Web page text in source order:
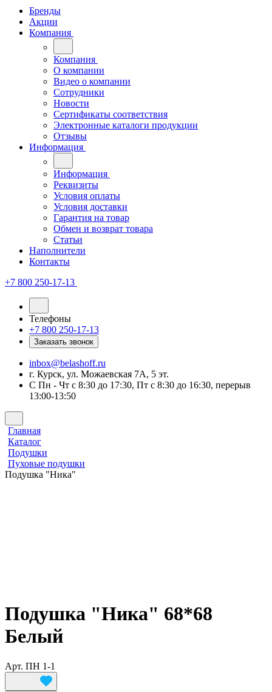
Бренды
Акции
Компания
Компания
О компании
Видео о компании
Сотрудники
Новости
Сертификаты соответствия
Электронные каталоги продукции
Отзывы
Информация
Информация
Реквизиты
Условия оплаты
Условия доставки
Гарантия на товар
Обмен и возврат товара
Статьи
Наполнители
Контакты
+7 800 250-17-13
Телефоны
+7 800 250-17-13
Заказать звонок
inbox@belashoff.ru
г. Курск, ул. Можаевская 7А, 5 эт.
C Пн - Чт с 8:30 до 17:30, Пт с 8:30 до 16:30, перерыв
13:00-13:50
Главная
Каталог
Подушки
Пуховые подушки
Подушка "Ника"
Подушка "Ника" 68*68
Белый
Арт. ПН 1-1